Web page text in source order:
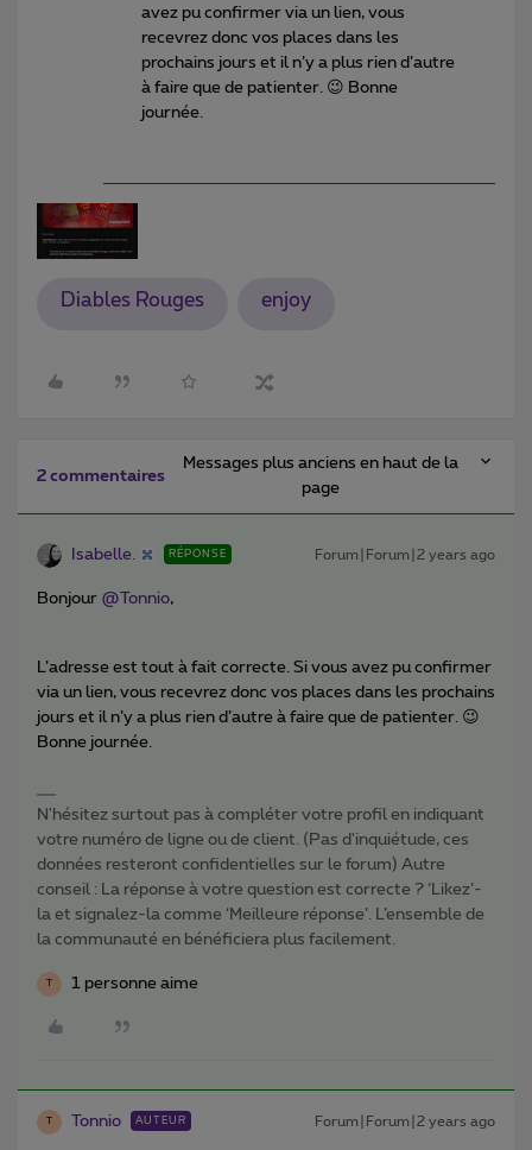
avez pu confirmer via un lien, vous
recevrez donc vos places dans les
prochains jours et il n’y a plus rien d’autre
à faire que de patienter. 😉 Bonne
journée.
Diables Rouges enjoy
2 commentaires
Messages plus anciens en haut de la
page
Isabelle. RÉPONSE Forum|Forum|2 years ago
Bonjour @Tonnio,
L’adresse est tout à fait correcte. Si vous avez pu confirmer
via un lien, vous recevrez donc vos places dans les prochains
jours et il n’y a plus rien d’autre à faire que de patienter. 😉
Bonne journée.
N'hésitez surtout pas à compléter votre profil en indiquant
votre numéro de ligne ou de client. (Pas d'inquiétude, ces
données resteront confidentielles sur le forum) Autre
conseil : La réponse à votre question est correcte ? ‘Likez’-
la et signalez-la comme ‘Meilleure réponse’. L’ensemble de
la communauté en bénéficiera plus facilement.
1 personne aime
Tonnio AUTEUR Forum|Forum|2 years ago